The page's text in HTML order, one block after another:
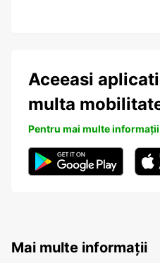
Aceeasi
multa
Pentru mai multe informații
Mai multe informații